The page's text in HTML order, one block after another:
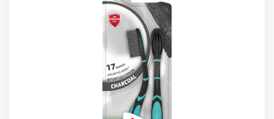
AIM Complete 8 Actions
Super Mario
White Now